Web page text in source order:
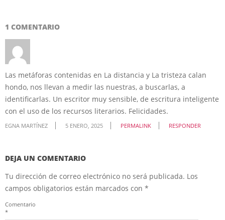
1 COMENTARIO
Las metáforas contenidas en La distancia y La tristeza calan
hondo, nos llevan a medir las nuestras, a buscarlas, a
identificarlas. Un escritor muy sensible, de escritura inteligente
con el uso de los recursos literarios. Felicidades.
EGNA MARTÍNEZ 5 ENERO, 2025 PERMALINK RESPONDER
DEJA UN COMENTARIO
Tu dirección de correo electrónico no será publicada. Los
campos obligatorios están marcados con *
Comentario
*